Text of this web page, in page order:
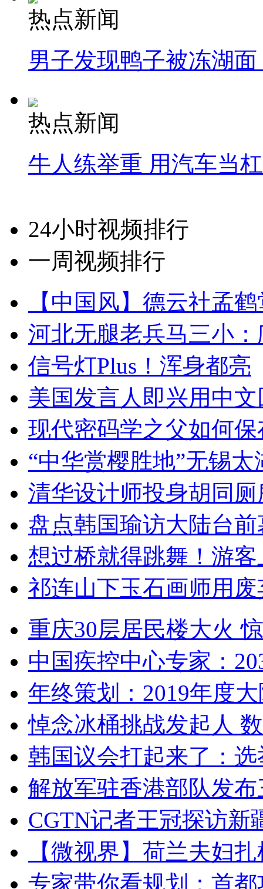
热点新闻
男子发现鸭子被冻湖
热点新闻
牛人练举重 用汽车当
24小时视频排行
一周视频排行
【中国风】德云社孟
河北无腿老兵马三小
信号灯Plus！浑身都亮
美国发言人即兴用中
现代密码学之父如何
“中华赏樱胜地”无锡
清华设计师投身胡同
盘点韩国瑜访大陆台
想过桥就得跳舞！游客
祁连山下玉石画师用
重庆30层居民楼大火
中国疾控中心专家：
年终策划：2019年度
悼念冰桶挑战发起人
韩国议会打起来了：
解放军驻香港部队发
CGTN记者王冠探访新
【微视界】荷兰夫妇
专家带你看规划：首